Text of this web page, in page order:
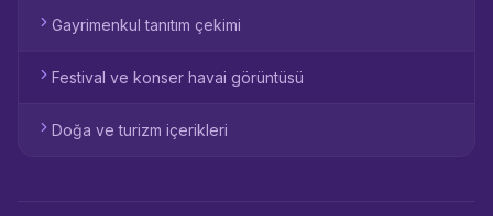
Gayrimenkul tanıtım çekimi
Festival ve konser havai görüntüsü
Doğa ve turizm içerikleri